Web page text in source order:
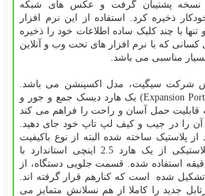
پشتیبان گرفت و عکس های شبکه
ذخیره کرد. استفاده از این نرم افزار
با چند کلیک ساده اطلاعات خود را ذخیره
کسانی که با نرم افزار های تحت وب و آنلاین
مناسبی می باشد.
شرکت سیگیت، مدل اکسپنشن می باشد.
اکسپنشن پرتابل (Expansion Portable) یک هارد دیسک جمع و جور و
حمل آسان و راحت را فراهم می کند
آن را در جیب و کیف لپ تاپ خود جای دهید.
پلاستیک ساخته شده البته از نوع باکیفیت
آن. درون این قاب پلاستیکی از یک هارد 2.5 اینچی استاندارد با
در دقیقه استفاده شده. قسمت جلویی دستگاه، از
شده است که کنارهم قرار گرفته اند.
جدید را کاملا از هم نسلانش متمایز می